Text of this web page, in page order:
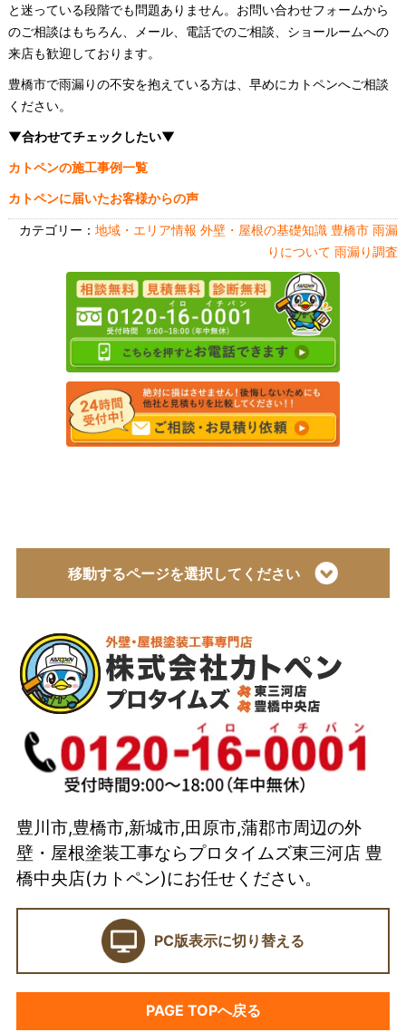
と迷っている段階でも問題ありません。お問い合わせフォームから
のご相談はもちろん、メール、電話でのご相談、ショールームへの
来店も歓迎しております。
豊橋市で雨漏りの不安を抱えている方は、早めにカトペンへご相談
ください。
▼合わせてチェックしたい▼
カトペンの施工事例一覧
カトペンに届いたお客様からの声
カテゴリー：地域・エリア情報 外壁・屋根の基礎知識 豊橋市 雨漏
りについて 雨漏り調査
移動するページを選択してください
会社概要
代表取締役 加藤宜久よりご挨拶
イベント
選ばれている理由とは？
カトペンの技術力
当店の強み
ショールーム
契約前に確認したい業者選びの7つのポイント
外壁塗装セミナー
豊川市,豊橋市,新城市,田原市,蒲郡市周辺の外
壁・屋根塗装工事ならプロタイムズ東三河店 豊
橋中央店(カトペン)にお任せください。
PC版表示に切り替える
PAGE TOPへ戻る